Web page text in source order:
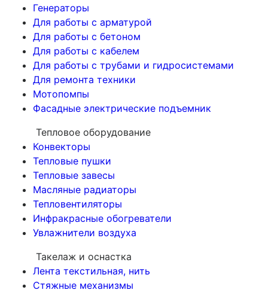
Генераторы
Для работы с арматурой
Для работы с бетоном
Для работы с кабелем
Для работы с трубами и гидросистемами
Для ремонта техники
Мотопомпы
Фасадные электрические подъемник
Тепловое оборудование
Конвекторы
Тепловые пушки
Тепловые завесы
Масляные радиаторы
Тепловентиляторы
Инфракрасные обогреватели
Увлажнители воздуха
Такелаж и оснастка
Лента текстильная, нить
Стяжные механизмы